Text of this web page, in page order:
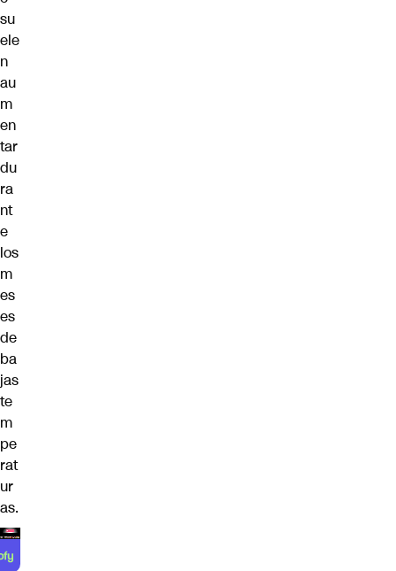
su
ele
n
au
m
en
tar
du
ra
nt
e
los
m
es
es
de
ba
jas
te
m
pe
rat
ur
as.